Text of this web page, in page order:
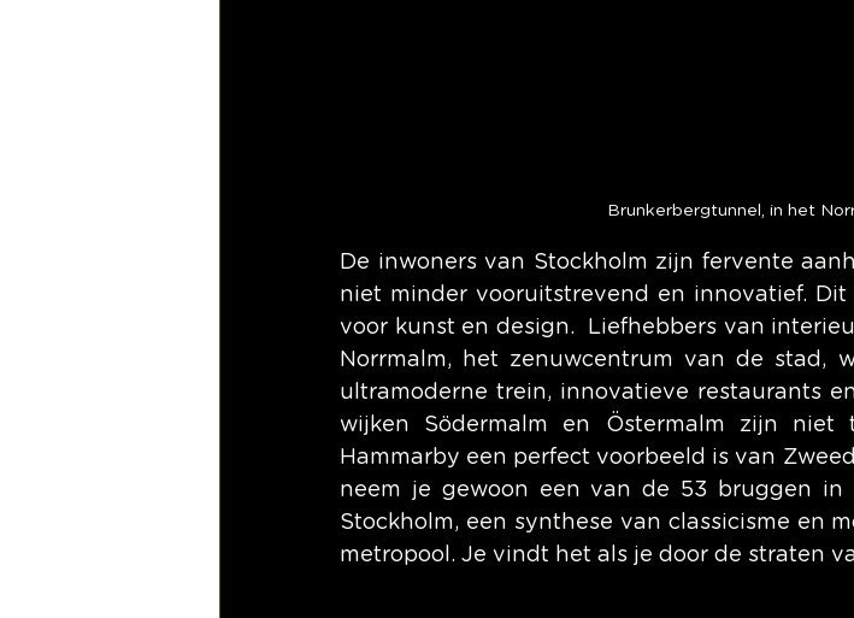
Brunkerbergtunnel, in het
De inwoners van Stockholm zijn fervente
niet minder vooruitstrevend en innovatief.
voor kunst en design.  Liefhebbers van
Norrmalm, het zenuwcentrum van de stad,
ultramoderne trein, innovatieve restaurants
wijken Södermalm en Östermalm zijn
Hammarby een perfect voorbeeld is van
neem je gewoon een van de 53 bruggen in
Stockholm, een synthese van classicisme en
metropool. Je vindt het als je door de straten